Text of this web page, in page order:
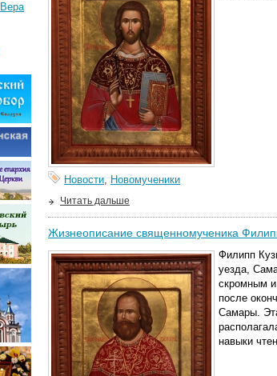
Новости, Новомученики
Читать дальше
Жизнеописание священномученика
Филипп
уезда,
скромным и
после
Самары.
навыки
Вера